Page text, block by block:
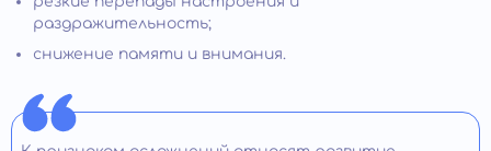
раздражительность;
снижение памяти и внимания.